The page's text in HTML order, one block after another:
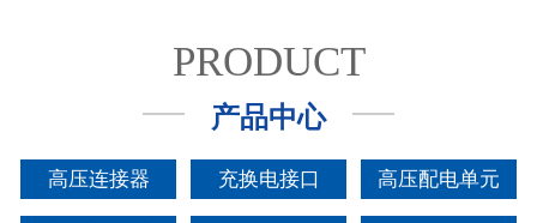
PRODUCT
产品中心
高压连接器 充换电接口 高压配电单元